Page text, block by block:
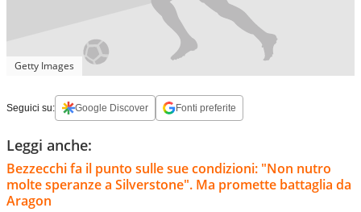
Getty Images
Seguici su: Google Discover Fonti preferite
Leggi anche:
Bezzecchi fa il punto sulle sue condizioni: "Non nutro
molte speranze a Silverstone". Ma promette battaglia da
Aragon